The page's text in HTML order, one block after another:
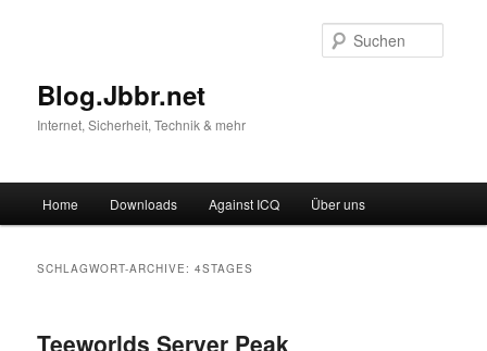
Blog.Jbbr.net
Internet, Sicherheit, Technik & mehr
Zum
Zum
wechseln
Home Downloads Against ICQ Über uns
SCHLAGWORT-ARCHIVE:4STAGES
Teeworlds Server Peak